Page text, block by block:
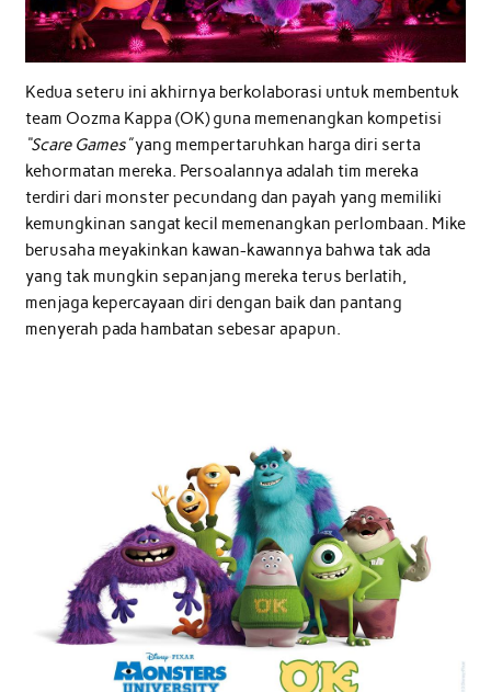
Kedua seteru ini akhirnya berkolaborasi untuk membentuk
team Oozma Kappa (OK) guna memenangkan kompetisi
“Scare Games”yang mempertaruhkan harga diri serta
kehormatan mereka. Persoalannya adalah tim mereka
terdiri dari monster pecundang dan payah yang memiliki
kemungkinan sangat kecil memenangkan perlombaan. Mike
berusaha meyakinkan kawan-kawannya bahwa tak ada
yang tak mungkin sepanjang mereka terus berlatih,
menjaga kepercayaan diri dengan baik dan pantang
menyerah pada hambatan sebesar apapun.